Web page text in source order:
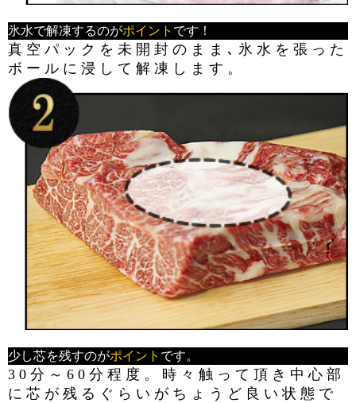
氷水で解凍するのがポイント です！
真空パックを未開封のまま､氷水を張った
ボールに浸して解凍します。
少し芯を残すのがポイント です。
30分～60分程度。時々触って頂き中心部
に芯が残るぐらいがちょうど良い状態で